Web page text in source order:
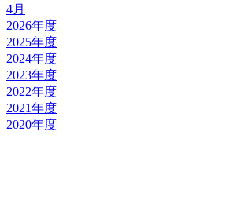
4月
2026年度
2025年度
2024年度
2023年度
2022年度
2021年度
2020年度